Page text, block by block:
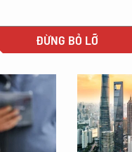
ĐỪNG BỎ LỠ